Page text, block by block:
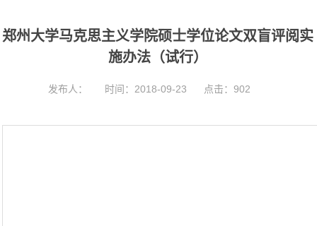
郑州大学马克思主义学院硕士学位论文双盲评阅实
施办法（试行）
发布人： 时间：2018-09-23 点击： 902